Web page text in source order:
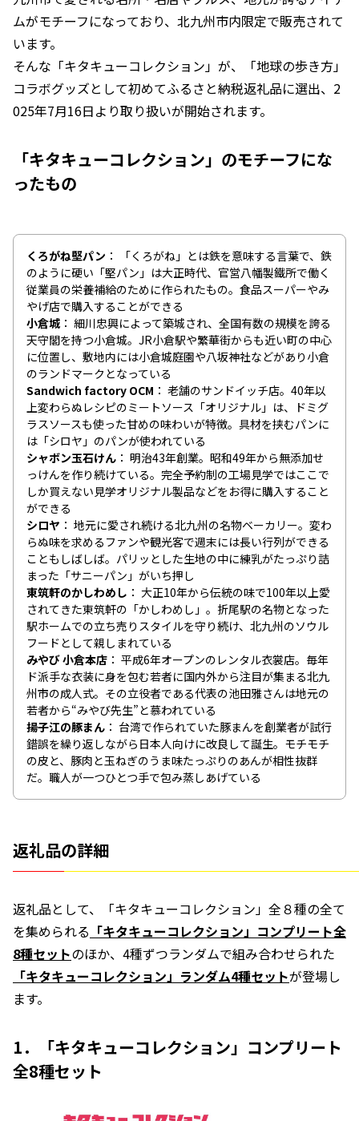
ムがモチーフになっており、北九州市内限定で販売されて
います。
そんな「キタキューコレクション」が、「地球の歩き方」
コラボグッズとして初めてふるさと納税返礼品に選出、2
025年7月16日より取り扱いが開始されます。
「キタキューコレクション」のモチーフにな
ったもの
くろがね堅パン
「くろがね」とは鉄を意味する言葉で、鉄
のように硬い「堅パン」は大正時代、官営八幡製鐵所で働く
従業員の栄養補給のために作られたもの。食品スーパーやみ
やげ店で購入することができる
小倉城
細川忠興によって築城され、全国有数の規模を誇る
天守閣を持つ小倉城。JR小倉駅や繁華街からも近い町の中心
に位置し、敷地内には小倉城庭園や八坂神社などがあり小倉
のランドマークとなっている
Sandwich factory OCM
老舗のサンドイッチ店。40年以
上変わらぬレシピのミートソース「オリジナル」は、ドミグ
ラスソースも使った甘めの味わいが特徴。具材を挟むパンに
は「シロヤ」のパンが使われている
シャボン玉石けん
明治43年創業。昭和49年から無添加せ
っけんを作り続けている。完全予約制の工場見学ではここで
しか買えない見学オリジナル製品などをお得に購入すること
ができる
シロヤ
地元に愛され続ける北九州の名物ベーカリー。変わ
らぬ味を求めるファンや観光客で週末には長い行列ができる
こともしばしば。パリッとした生地の中に練乳がたっぷり詰
まった「サニーパン」がいち押し
東筑軒のかしわめし
大正10年から伝統の味で100年以上愛
されてきた東筑軒の「かしわめし」。折尾駅の名物となった
駅ホームでの立ち売りスタイルを守り続け、北九州のソウル
フードとして親しまれている
みやび 小倉本店
平成6年オープンのレンタル衣裳店。毎年
ド派手な衣装に身を包む若者に国内外から注目が集まる北九
州市の成人式。その立役者である代表の池田雅さんは地元の
若者から“みやび先生”と慕われている
揚子江の豚まん
台湾で作られていた豚まんを創業者が試行
錯誤を繰り返しながら日本人向けに改良して誕生。モチモチ
の皮と、豚肉と玉ねぎのうま味たっぷりのあんが相性抜群
だ。職人が一つひとつ手で包み蒸しあげている
返礼品の詳細
返礼品として、「キタキューコレクション」全８種の全て
を集められる 「キタキューコレクション」コンプリート全
8種セットのほか、4種ずつランダムで組み合わせられた
「キタキューコレクション」ランダム4種セットが登場し
ます。
1．「キタキューコレクション」コンプリート
全8種セット